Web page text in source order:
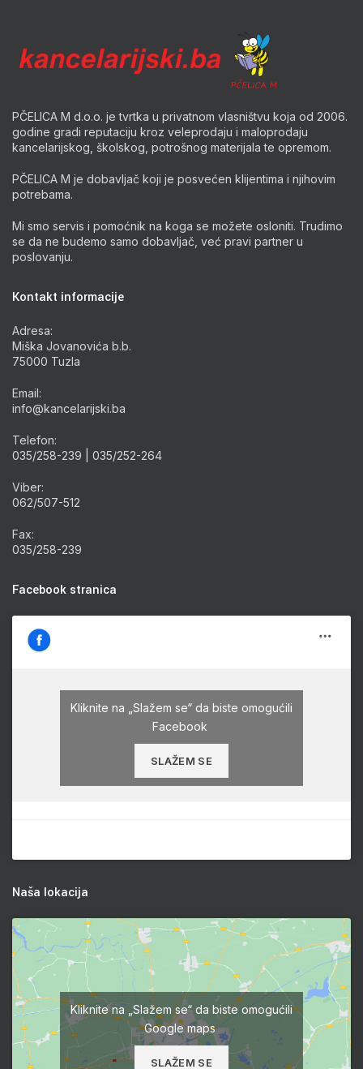
PČELICA M d.o.o. je tvrtka u privatnom vlasništvu koja od 2006.
godine gradi reputaciju kroz veleprodaju i maloprodaju
kancelarijskog, školskog, potrošnog materijala te opremom.
PČELICA M je dobavljač koji je posvećen klijentima i njihovim
potrebama.
Mi smo servis i pomoćnik na koga se možete osloniti. Trudimo
se da ne budemo samo dobavljač, već pravi partner u
poslovanju.
Kontakt informacije
Adresa:
Miška Jovanovića b.b.
75000 Tuzla
Email:
info@kancelarijski.ba
Telefon:
035/258-239 | 035/252-264
Viber:
062/507-512
Fax:
035/258-239
Facebook stranica
Kliknite na „Slažem se“ da biste omogućili
Facebook
SLAŽEM SE
Naša lokacija
Kliknite na „Slažem se“ da biste omogućili
Google maps
SLAŽEM SE